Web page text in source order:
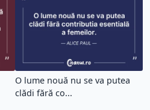
O lume nouă nu se va putea
clădi fără co...